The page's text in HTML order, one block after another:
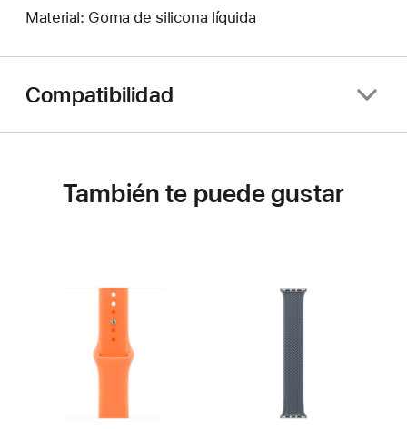
Material: Goma de silicona líquida
Compatibilidad
También te puede gustar